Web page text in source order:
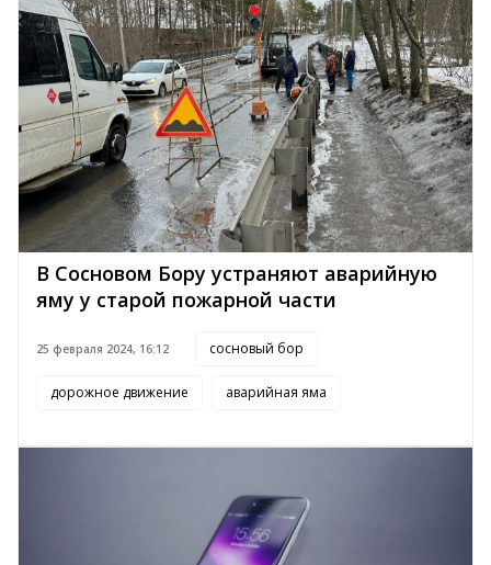
В Сосновом Бору устраняют аварийную
яму у старой пожарной части
25 февраля 2024, 16:12 сосновый бор
дорожное движение аварийная яма